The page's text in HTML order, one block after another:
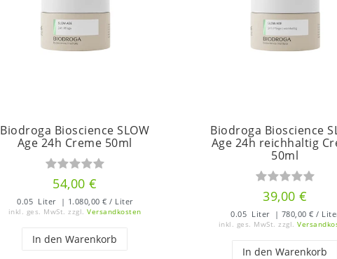
Biodroga Bioscience SLOW
Age 24h Creme 50ml
54,00 €
0.05 Liter | 1.080,00 € / Liter
inkl. ges. MwSt. zzgl.Versandkosten
In den Warenkorb
Biodroga Bioscience
Age 24h reichhaltig
50ml
39,00 €
0.05 Liter | 780,00 € /
inkl. ges. MwSt. zzgl.
In den Warenkorb